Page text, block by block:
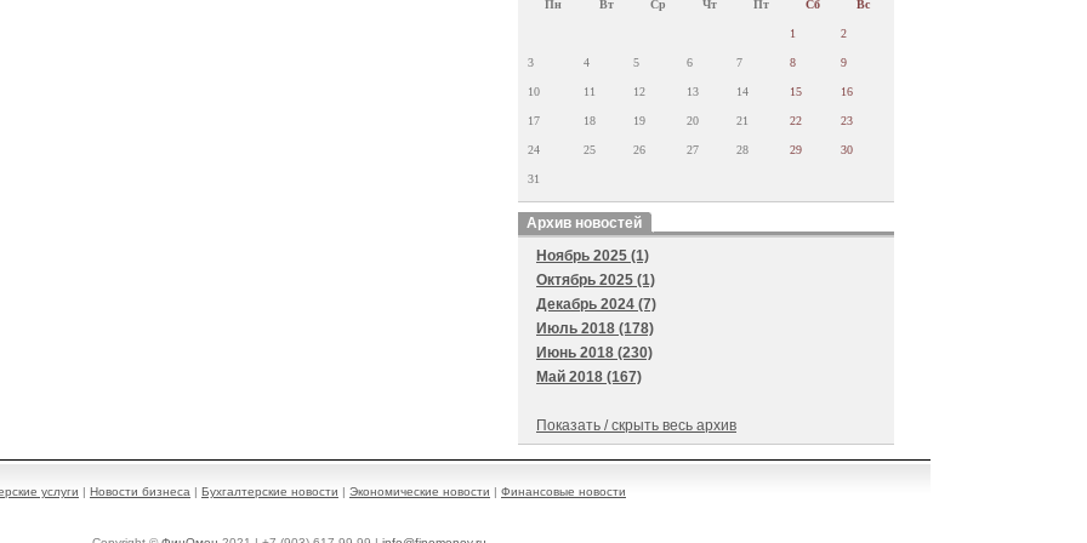
Пн Вт Ср Чт Пт Сб Вс
1 2
3 4 5 6 7 8 9
10 11 12 13 14 15 16
17 18 19 20 21 22 23
24 25 26 27 28 29 30
31
Архив новостей
Ноябрь 2025 (1)
Октябрь 2025 (1)
Декабрь 2024 (7)
Июль 2018 (178)
Июнь 2018 (230)
Май 2018 (167)
Показать / скрыть весь архив
услуги | Новости бизнеса | Бухгалтерские новости | Экономические новости | Финансовые новости